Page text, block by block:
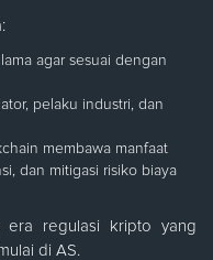
agar sesuai dengan
pelaku industri, dan
membawa manfaat
dan mitigasi risiko biaya
era regulasi kripto yang
di AS.